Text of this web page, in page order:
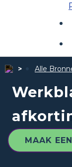
Alle
MAAK